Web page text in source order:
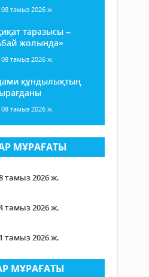
08 тамыз 2026 ж.
таразысы –
жолында»
08 тамыз 2026 ж.
құндылықтың
08 тамыз 2026 ж.
МҰРАҒАТЫ
тамыз 2026 ж.
тамыз 2026 ж.
тамыз 2026 ж.
МҰРАҒАТЫ